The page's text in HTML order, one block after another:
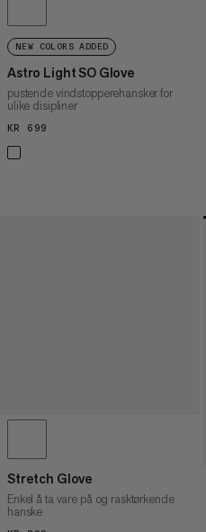
NEW COLORS ADDED
Astro Light SO Glove
pustende vindstopperehansker for
ulike disipliner
KR 699
Stretch Glove
Enkel å ta vare på og rasktørkende
hanske